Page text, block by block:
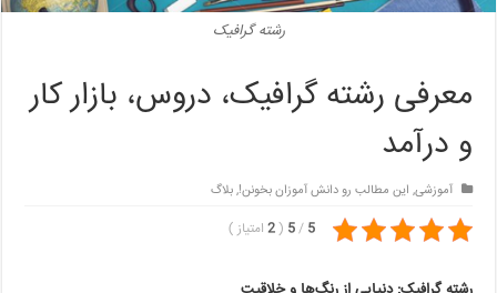
رشته گرافیک
معرفی رشته گرافیک، دروس، بازار کار
و درآمد
آموزشی, این مطالب رو دانش آموزان بخونن!,بلاگ
5
/
5
(
2 امتیاز)